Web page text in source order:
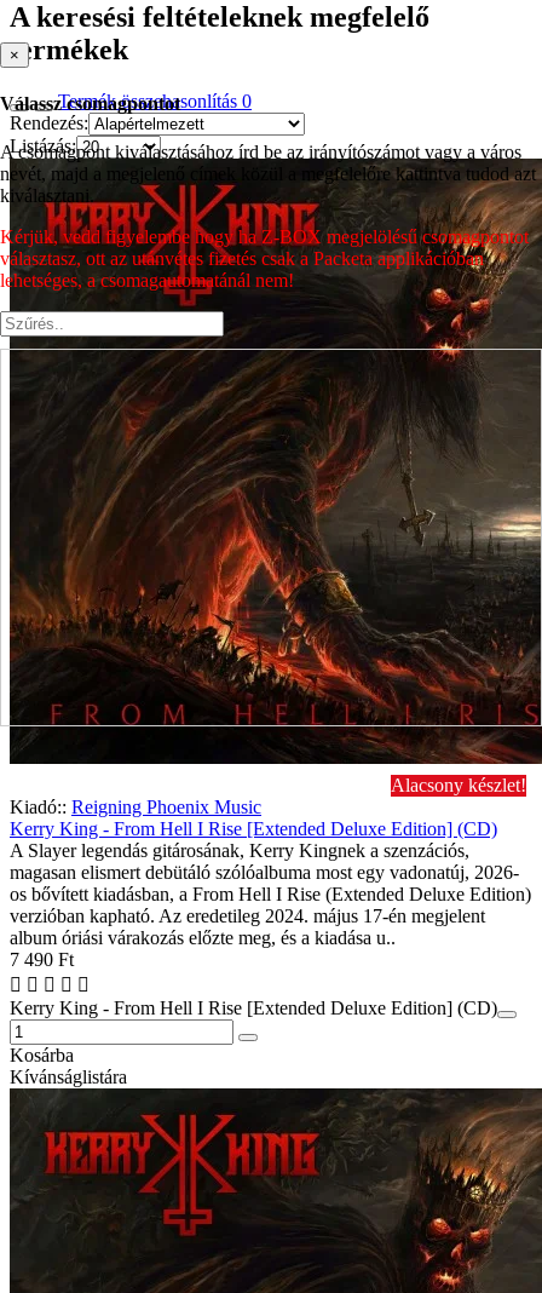
A keresési feltételeknek megfelelő
termékek
Termék összehasonlítás 0
Rendezés:
Listázás:
Alacsony készlet!
Kiadó:: Reigning Phoenix Music
Kerry King - From Hell I Rise [Extended Deluxe Edition] (CD)
A Slayer legendás gitárosának, Kerry Kingnek a szenzációs,
magasan elismert debütáló szólóalbuma most egy vadonatúj, 2026-
os bővített kiadásban, a From Hell I Rise (Extended Deluxe Edition)
verzióban kapható. Az eredetileg 2024. május 17-én megjelent
album óriási várakozás előzte meg, és a kiadása u..
7 490 Ft
Kerry King - From Hell I Rise [Extended Deluxe Edition] (CD)
Kosárba
Kívánságlistára
×
Válassz csomagpontot
A csomagpont kiválasztásához írd be az irányítószámot vagy a város
nevét, majd a megjelenő címek közül a megfelelőre kattintva tudod azt
kiválasztani.
Kérjük, vedd figyelembe hogy ha Z-BOX megjelölésű csomagpontot
választasz, ott az utánvétes fizetés csak a Packeta applikációban
lehetséges, a csomagautomatánál nem!